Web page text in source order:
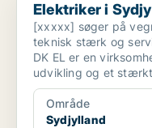
Elektriker i
[xxxxx] søger på
teknisk stærk og
DK EL er en
udvikling og et
Område
Sydjylland